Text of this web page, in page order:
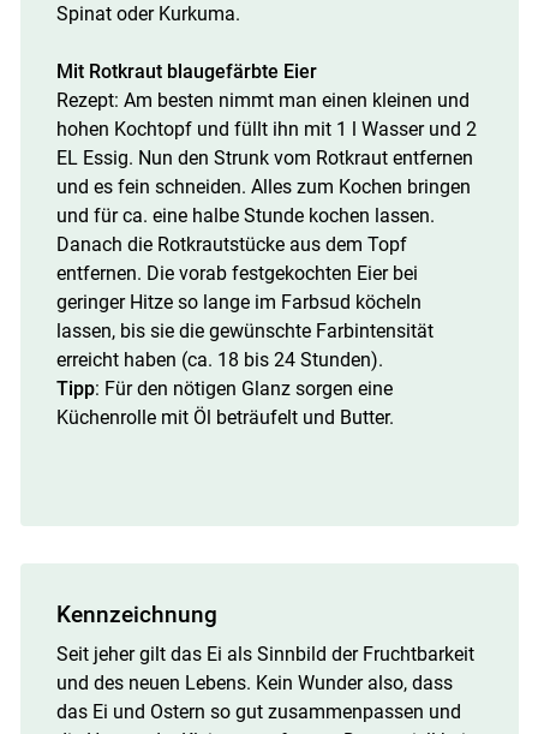
Spinat oder Kurkuma.
Mit Rotkraut blaugefärbte Eier
Rezept: Am besten nimmt man einen kleinen und
hohen Kochtopf und füllt ihn mit 1 l Wasser und 2
EL Essig. Nun den Strunk vom Rotkraut entfernen
und es fein schneiden. Alles zum Kochen bringen
und für ca. eine halbe Stunde kochen lassen.
Danach die Rotkrautstücke aus dem Topf
entfernen. Die vorab festgekochten Eier bei
geringer Hitze so lange im Farbsud köcheln
lassen, bis sie die gewünschte Farbintensität
erreicht haben (ca. 18 bis 24 Stunden).
Tipp: Für den nötigen Glanz sorgen eine
Küchenrolle mit Öl beträufelt und Butter.
Kennzeichnung
Seit jeher gilt das Ei als Sinnbild der Fruchtbarkeit
und des neuen Lebens. Kein Wunder also, dass
das Ei und Ostern so gut zusammenpassen und